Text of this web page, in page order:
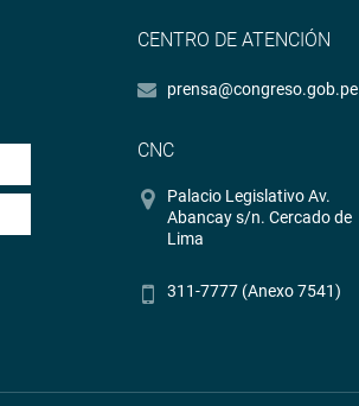
CENTRO DE ATENCIÓN
prensa@congreso.gob.pe
CNC
Palacio Legislativo Av.
Abancay s/n. Cercado de
Lima
311-7777 (Anexo 7541)